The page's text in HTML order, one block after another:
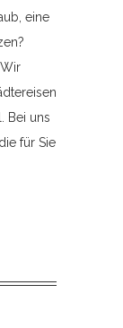
eine
Bei uns
für Sie